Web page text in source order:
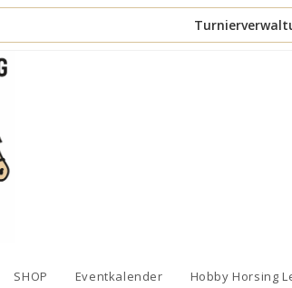
SHOP Eventkalender Hobby Horsing